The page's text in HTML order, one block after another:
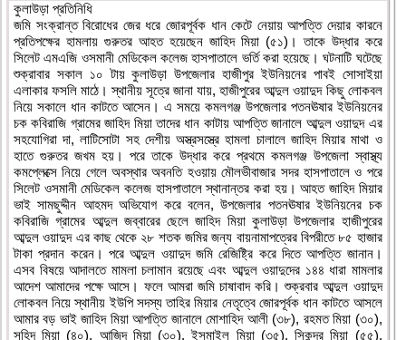
কুলাউড়া প্রতিনিধি
জমি সংক্রান্ত বিরোধের জের ধরে জোরপূর্বক ধান কেটে নেয়ায় আপত্তি দেয়ার কারনে
প্রতিপক্ষের হামলায় গুরুতর আহত হয়েছেন জাহিদ মিয়া (৫১)। তাকে উদ্ধার করে
সিলেট এমএজি ওসমানী মেডিকেল কলেজ হাসপাতালে ভর্তি করা হয়েছে। ঘটনাটি ঘটেছে
শুক্রাবার সকাল ১০ টায় কুলাউড়া উপজেলার হাজীপুর ইউনিয়নের পাবই সোসাইয়া
এলাকার ফসলি মাঠে। স্থানীয় সূত্রে জানা যায়, হাজীপুরের আব্দুল ওয়াদুদ কিছু লোকবল
নিয়ে সকালে ধান কাটতে আসেন। এ সময়ে কমলগঞ্জ উপজেলার পতনঊষার ইউনিয়নের
চক কবিরাজি গ্রামের জাহিদ মিয়া তাদের ধান কাটায় আপত্তি জানালে আব্দুল ওয়াদুদ এর
সহযোগিরা দা, লাটিসোটা সহ দেশীয় অস্ত্রসস্ত্রে হামলা চালালে জাহিদ মিয়ার মাথা ও
হাতে গুরুতর জখম হয়। পরে তাকে উদ্ধার করে প্রথমে কমলগঞ্জ উপজেলা স্বাস্থ্য
কমপ্লেক্সে নিয়ে গেলে অবস্থার অবনতি হওয়ায় মৌলভীবাজার সদর হাসপাতালে ও পরে
সিলেট ওসমানী মেডিকেল কলেজ হাসপাতালে স্থানান্তর করা হয়। আহত জাহিদ মিয়ার
ভাই সামছুদ্দীন আহমদ অভিযোগ করে বলেন, উপজেলার পতনঊষার ইউনিয়নের চক
কবিরাজি গ্রামের আব্দুল জব্বারের ছেলে জাহিদ মিয়া কুলাউড়া উপজেলার হাজীপুরের
আব্দুল ওয়াদুদ এর কাছ থেকে ২৮ শতক জমির জন্য বায়নামাপত্রের বিপরীতে ৮৫ হাজার
টাকা প্রদান করেন। পরে আব্দুল ওয়াদুদ জমি রেজিষ্ট্রি করে দিতে আপত্তি জানান।
এসব বিষয়ে আদালতে মামলা চলামান রয়েছে এবং আব্দুল ওয়াদুদের ১৪৪ ধারা মামলার
আদেশ আমাদের পক্ষে আসে। ফলে আমরা জমি চাষাবাদ করি। শুক্রবার আব্দুল ওয়াদুদ
লোকবল নিয়ে স্থানীয় ইউপি সদস্য তাহির মিয়ার নেতৃত্বে জোরপূর্বক ধান কাটতে আসলে
আমার বড় ভাই জাহিদ মিয়া আপত্তি জানালে মোশাহিদ আলী (৩৮), রহমত মিয়া (৩০),
সহিদ মিয়া (৪০), আজিদ মিয়া (৩০), ইসমাইল মিয়া (৩৫), সিকন্দর মিয়া (৫৫),